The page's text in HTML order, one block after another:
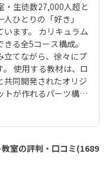
・生徒数27,000人超と
ひとりの「好き」
います。 カリキュラム
る全5コース構成。
立てながら、徐々にプ
使用する教材は、ロ
同開発されたオリジ
トが作れるパーツ構成
月2回の90分授業で
と、オリジナル改造
計。子どもたちは毎
仕組みになっていま
ットを動かす経験は、
、学ぶ楽しさそのも
室の評判・口コミ(1689